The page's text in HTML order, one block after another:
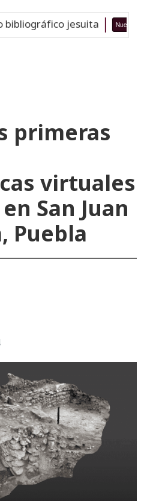
jesuita Nuevo 06-08-26
primeras
virtuales
San Juan
Puebla